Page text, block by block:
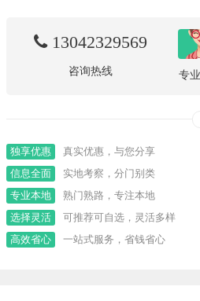
13042329569
咨询热线 专
独享优惠
真实优惠，与您分享
信息全面
实地考察，分门别类
专业本地
熟门熟路，专注本地
选择灵活
可推荐可自选，灵活多样
高效省心
一站式服务，省钱省心